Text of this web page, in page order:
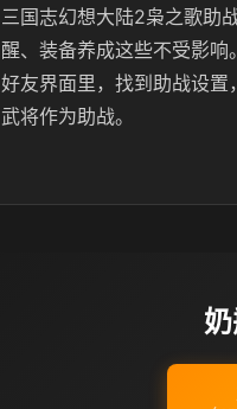
三国志幻想大陆2枭之歌助
醒、装备养成这些不受影
好友界面里，找到助战设
武将作为助战。